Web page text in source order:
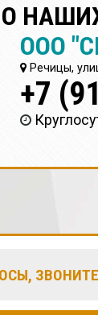
ООО
Речицы,
+7